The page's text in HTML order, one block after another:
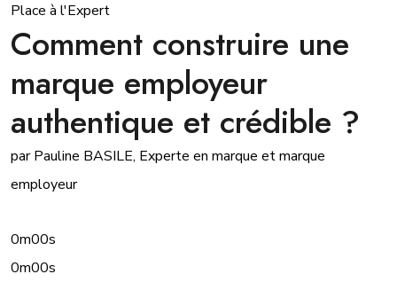
Place à l'Expert
Comment construire une
marque employeur
authentique et crédible ?
par Pauline BASILE, Experte en marque et marque
employeur
0m00s
0m00s